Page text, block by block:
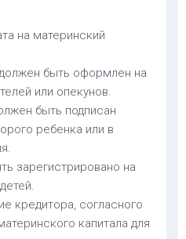
на материнский
быть оформлен на
или опекунов.
быть подписан
ребенка или в
зарегистрировано на
кредитора, согласного
капитала для